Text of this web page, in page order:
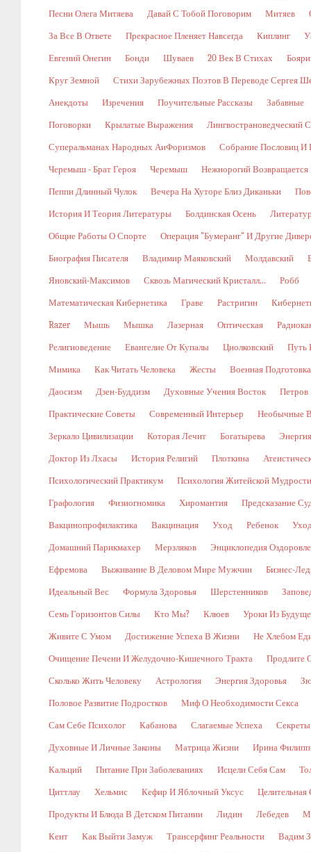
Песни Олега Митяева Давай С Тобой Поговорим Митяев
За Все В Ответе Прекрасное Пленяет Навсегда Киплинг
Евгений Онегин Бонди Шуваев 20 Век В Стихах
Круг Земной Стихи Зарубежных Поэтов В Переводе Сергея
Анекдоты Изречения Поучительные Рассказы Забавные
Поговорки Крылатые Выражения Лингвострановедческий
Суперальманах Народных АиФоризмов Собрание Пословиц И
Черемыш - Брат Героя Черемыш Нежнорогий
Пеппи Длинный Чулок Вечера На Хуторе Близ Диканьки
История И Теория Литературы Болдинская Осень
Общие Работы О Спорте Операция "Бумеранг" И Другие
Биография Писателя Владимир Маяковский Молдавский
Яновский-Максимов Сквозь Магический Кристалл... Робб
Математическая Кибернетика Граве Растригин
Razer Мышь Мышка Лазерная Оптическая
Религиоведение Евангелие От Купалы Циолковский Путь
Мимика Как Читать Человека Жесты Военная Подготовка
Даосизм Дзен-Буддизм Духовные Учения Восток Петров
Практические Советы Современный Интерьер Необычные
Зеркало Цивилизации Которая Лечит Богатырева
Доктор Из Лхасы История Религий Плоткина
Психологический Практикум Психология Житейской Мудрости
Графология Физиогномика Хиромантия Предсказание
Вакцинопрофилактика Вакцинация Уход Ребенок
Домашний Парикмахер Мерзляков Энциклопедия
Ефремова Выживание В Деловом Мире Мужчин Бизнес-
Идеальный Вес Формула Здоровья Шерстенников
Семь Горизонтов Силы Кто Мы? Клюев Уроки Из
Живите С Умом Достижение Успеха В Жизни Не Хлебом
Очищение Печени И Желудочно-Кишечного Тракта Продлите
Сколько Жить Человеку Астрология Энергия Здоровья
Половое Развитие Подростков Миф О Необходимости Секса
Сам Себе Психолог Кабанова Слагаемые Успеха
Духовные И Личные Законы Матрица Жизни Ирина
Кальций Питание При Заболеваниях Исцели Себя Сам
Циттлау Хельмис Кефир И Яблочный Уксус Целительная
Продукты И Блюда В Детском Питании Лидин Лебедев
Кент Как Выйти Замуж Трансерфинг Реальности Вадим